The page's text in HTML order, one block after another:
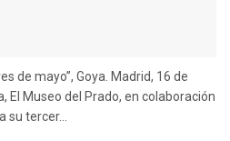
de mayo”, Goya. Madrid, 16 de
El Museo del Prado, en colaboración
tercer...